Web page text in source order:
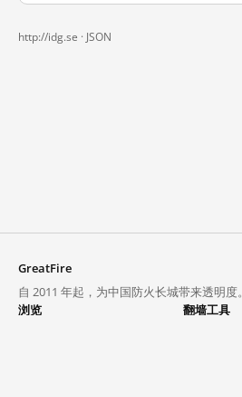
http://idg.se · JSON
GreatFire
自 2011 年起，为中国防火长城带来透明度。
浏览
翻墙工具